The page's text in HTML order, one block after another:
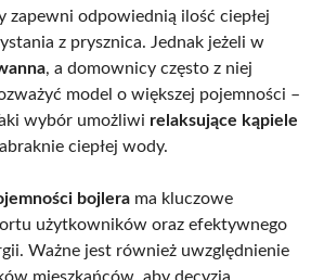
zapewni odpowiednią ilość ciepłej
z prysznica. Jednak jeżeli w
, a domownicy często z niej
model o większej pojemności –
wybór umożliwi relaksujące kąpiele
ciepłej wody.
bojlera ma kluczowe
użytkowników oraz efektywnego
Ważne jest również uwzględnienie